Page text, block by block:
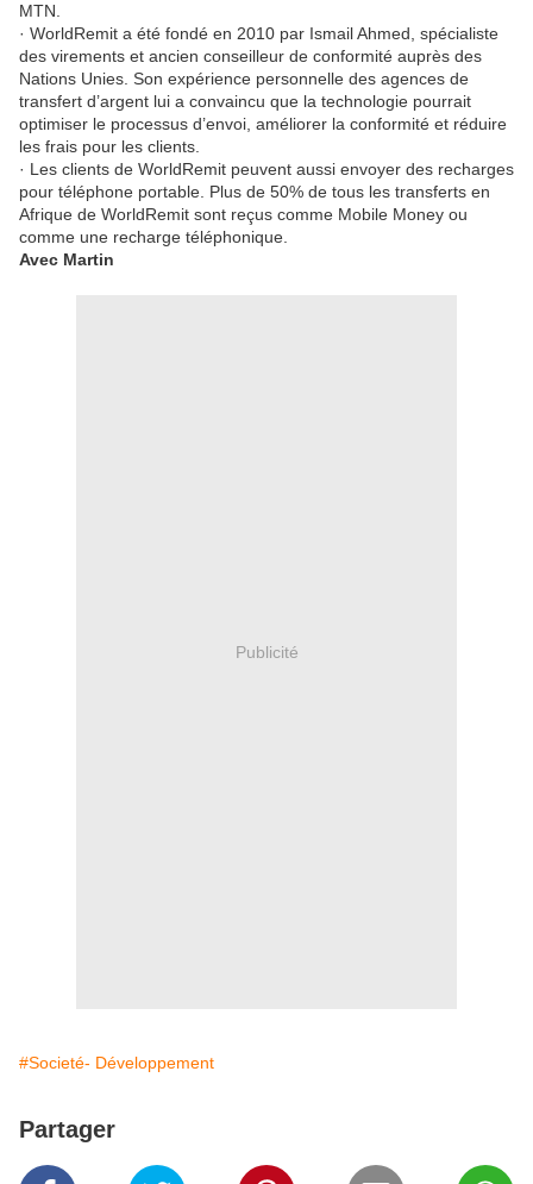
MTN.
· WorldRemit a été fondé en 2010 par Ismail Ahmed, spécialiste
des virements et ancien conseilleur de conformité auprès des
Nations Unies. Son expérience personnelle des agences de
transfert d’argent lui a convaincu que la technologie pourrait
optimiser le processus d’envoi, améliorer la conformité et réduire
les frais pour les clients.
· Les clients de WorldRemit peuvent aussi envoyer des recharges
pour téléphone portable. Plus de 50% de tous les transferts en
Afrique de WorldRemit sont reçus comme Mobile Money ou
comme une recharge téléphonique.
Avec Martin
Publicité
#Societé- Développement
Partager